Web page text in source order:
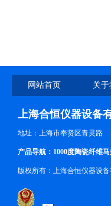
网站首页 关
上海合恒仪器设备
地址：上海市奉贤区青灵路
产品导航：1000度陶瓷纤维
版权所有：上海合恒仪器设